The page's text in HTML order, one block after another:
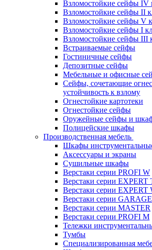
Взломостойкие сейфы IV
Взломостойкие сейфы II
Взломостойкие сейфы V
Взломостойкие сейфы I
Взломостойкие сейфы III
Встраиваемые сейфы
Гостиничные сейфы
Депозитные сейфы
Мебельные и офисные
Сейфы, сочетающие
устойчивость к взлому
Огнестойкие картотеки
Огнестойкие сейфы
Оружейные сейфы и
Полицейские шкафы
Производственная мебель
Шкафы
Аксессуары и экраны
Cушильные шкафы
Верстаки серии PROFI W
Верстаки серии EXPERT
Верстаки серии EXPERT
Верстаки серии GARAGE
Верстаки серии MASTER
Верстаки серии PROFI M
Тележки
Тумбы
Cпециализированная